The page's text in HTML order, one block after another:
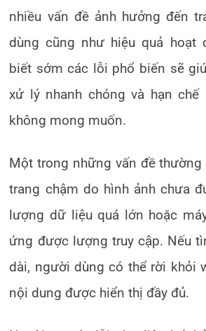
nhiều vấn đề ảnh hưởng đến
dùng cũng như hiệu quả hoạt
biết sớm các lỗi phổ biến sẽ
xử lý nhanh chóng và hạn chế
không mong muốn.
Một trong những vấn đề
trang chậm do hình ảnh chưa
lượng dữ liệu quá lớn hoặc
ứng được lượng truy cập. Nếu
dài, người dùng có thể rời khỏi
nội dung được hiển thị đầy đủ.